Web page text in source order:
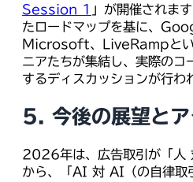
Session 1
」が開催されま
たロードマップを基に、
Microsoft、LiveRampとい
ニアたちが集結し、実際のコ
するディスカッションが行わ
5. 今後の展望とア
2026年は、広告取引が「人
から、「AI 対 AI（の自律取